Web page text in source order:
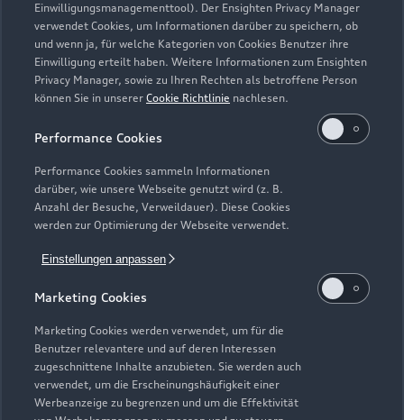
Einwilligungsmanagementtool). Der Ensighten Privacy Manager
verwendet Cookies, um Informationen darüber zu speichern, ob
und wenn ja, für welche Kategorien von Cookies Benutzer ihre
Einwilligung erteilt haben. Weitere Informationen zum Ensighten
Privacy Manager, sowie zu Ihren Rechten als betroffene Person
können Sie in unserer Cookie Richtlinie nachlesen.
Performance Cookies
Performance Cookies sammeln Informationen
darüber, wie unsere Webseite genutzt wird (z. B.
Anzahl der Besuche, Verweildauer). Diese Cookies
werden zur Optimierung der Webseite verwendet.
Einstellungen anpassen
Marketing Cookies
Marketing Cookies werden verwendet, um für die
Benutzer relevantere und auf deren Interessen
zugeschnittene Inhalte anzubieten. Sie werden auch
verwendet, um die Erscheinungshäufigkeit einer
Werbeanzeige zu begrenzen und um die Effektivität
Zurück nach oben
Modelle
Elektromodelle
Plug-in-Hybride
Neuwagensuche
Gebrauchtwagensuche
Geschäftskunden
Service & Zubehör
Saisonale Angebote
Audi Services
Garantie
Audi digital services
myAudi
Support
Audi Code
Häufige Fragen (FAQ)
Über Audi
Unternehmen
Karriere
Investor Relations